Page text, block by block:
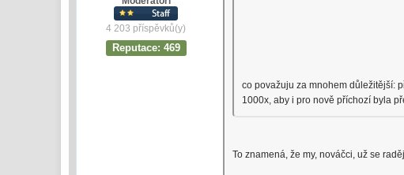
4 203 příspěvků(y)
Reputace: 469
co považuju za mnohem důležitější:
1000x, aby i pro nově příchozí byla
To znamená, že my, nováčci, už se